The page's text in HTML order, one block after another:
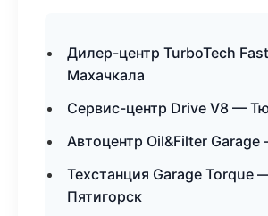
Дилер-центр TurboTech
Махачкала
Сервис-центр Drive V8 —
Автоцентр Oil&Filter Garage
Техстанция Garage Torque
Пятигорск